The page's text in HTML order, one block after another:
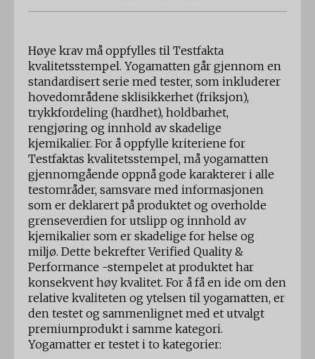
Høye krav må oppfylles til Testfakta
kvalitetsstempel. Yogamatten går gjennom en
standardisert serie med tester, som inkluderer
hovedområdene sklisikkerhet (friksjon),
trykkfordeling (hardhet), holdbarhet,
rengjøring og innhold av skadelige
kjemikalier. For å oppfylle kriteriene for
Testfaktas kvalitetsstempel, må yogamatten
gjennomgående oppnå gode karakterer i alle
testområder, samsvare med informasjonen
som er deklarert på produktet og overholde
grenseverdien for utslipp og innhold av
kjemikalier som er skadelige for helse og
miljø. Dette bekrefter Verified Quality &
Performance -stempelet at produktet har
konsekvent høy kvalitet. For å få en ide om den
relative kvaliteten og ytelsen til yogamatten, er
den testet og sammenlignet med et utvalgt
premiumprodukt i samme kategori.
Yogamatter er testet i to kategorier: